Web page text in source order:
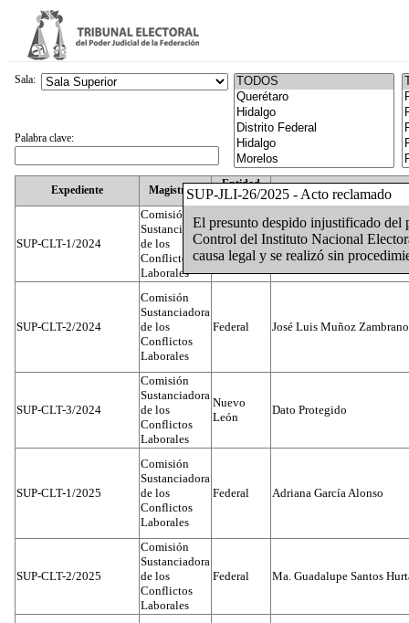
SUP-JLI-26/2025 - Acto reclamado
El presunto despido injustificado del
Control del Instituto Nacional
causa legal y se realizó sin
Expediente Magistrado
Entidad
Federativa
SUP-CLT-1/2024
Comisión
Sustanciadora
de los
Conflictos
Laborales
Federal Juan José Serrato Velasco
SUP-CLT-2/2024
Comisión
Sustanciadora
de los
Conflictos
Laborales
Federal José Luis Muñoz Zambrano
SUP-CLT-3/2024
Comisión
Sustanciadora
de los
Conflictos
Laborales
Nuevo
León
Dato Protegido
SUP-CLT-1/2025
Comisión
Sustanciadora
de los
Conflictos
Laborales
Federal Adriana García Alonso
SUP-CLT-2/2025
Comisión
Sustanciadora
de los
Conflictos
Laborales
Federal Ma. Guadalupe Santos
Sala:
Palabra clave: